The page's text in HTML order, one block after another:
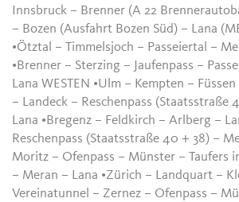
Innsbruck – Brenner (A 22
– Bozen (Ausfahrt Bozen Süd) – Lana
•Ötztal – Timmelsjoch – Passeiertal –
•Brenner – Sterzing – Jaufenpass –
Lana WESTEN •Ulm – Kempten –
– Landeck – Reschenpass (Staatsstraße
Lana •Bregenz – Feldkirch – Arlberg –
Reschenpass (Staatsstraße 40 + 38) –
Moritz – Ofenpass – Münster – Taufers
– Meran – Lana •Zürich – Landquart –
Vereinatunnel – Zernez – Ofenpass –